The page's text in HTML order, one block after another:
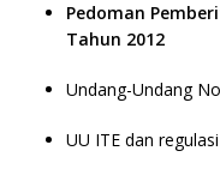
Pedoman
Tahun 2012
Undang-Undang
UU ITE dan